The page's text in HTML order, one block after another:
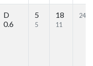
D
0.6
5
5
18
11